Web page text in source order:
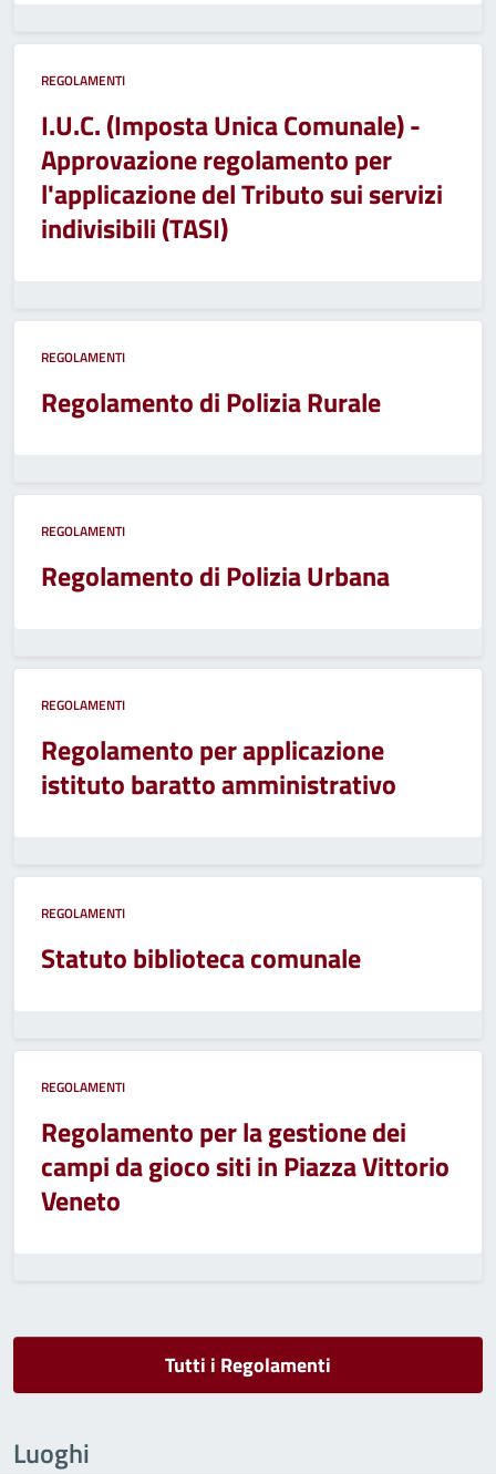
REGOLAMENTI
I.U.C. (Imposta Unica Comunale) -
Approvazione regolamento per
l'applicazione del Tributo sui servizi
indivisibili (TASI)
REGOLAMENTI
Regolamento di Polizia Rurale
REGOLAMENTI
Regolamento di Polizia Urbana
REGOLAMENTI
Regolamento per applicazione
istituto baratto amministrativo
REGOLAMENTI
Statuto biblioteca comunale
REGOLAMENTI
Regolamento per la gestione dei
campi da gioco siti in Piazza Vittorio
Veneto
Tutti i Regolamenti
Luoghi